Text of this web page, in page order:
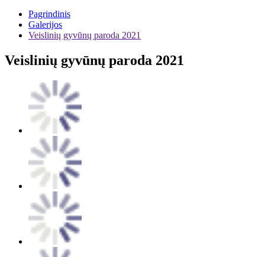
Pagrindinis
Galerijos
Veislinių gyvūnų paroda 2021
Veislinių gyvūnų paroda 2021